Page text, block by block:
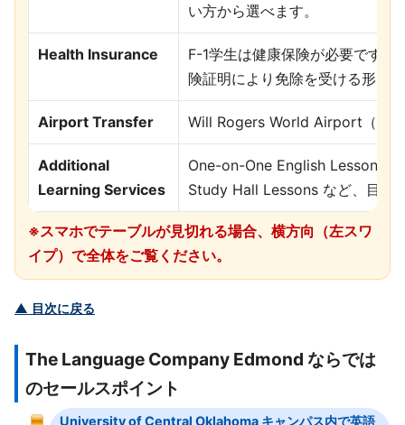
い方から選べます。
Health Insurance
F-1学生は健康保険が必要です
険証明により免除を受ける形に
Airport Transfer Will Rogers World Airport（
Additional
Learning Services
One-on-One English Lessons
Study Hall Lessons など、目的
※スマホでテーブルが見切れる場合、横方向（左スワ
イプ）で全体をご覧ください。
▲ 目次に戻る
The Language Company Edmond ならでは
のセールスポイント
University of Central Oklahoma キャンパス内で英語